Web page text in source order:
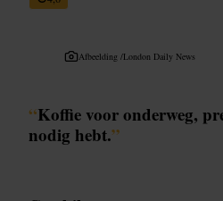
Afbeelding /London Daily News
“Koffie voor onderweg,
nodig hebt.”